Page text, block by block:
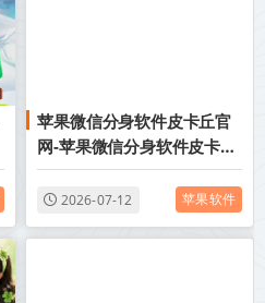
苹果微信分身软件皮卡丘官
网-苹果微信分身软件皮卡丘
激活码购买网站
2026-07-12 苹果软件